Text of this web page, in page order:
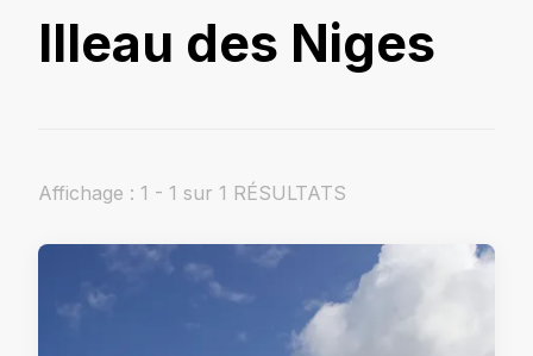
Illeau des Niges
Affichage : 1 - 1 sur 1 RÉSULTATS